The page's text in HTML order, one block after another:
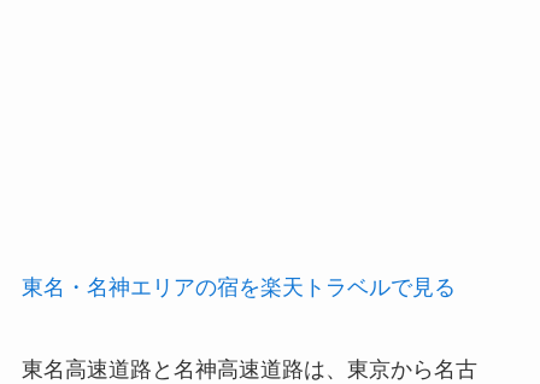
東名・名神エリアの宿を楽天トラベルで見る
東名高速道路と名神高速道路は、東京から名古